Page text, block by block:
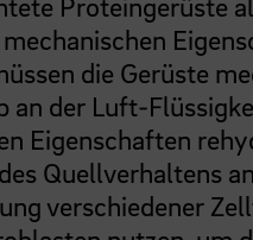
die Gerüste
an der Luft-
Eigenschaften
Quellverhaltens
verschiedener